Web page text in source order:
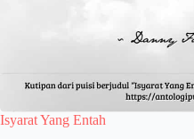
Isyarat Yang Entah